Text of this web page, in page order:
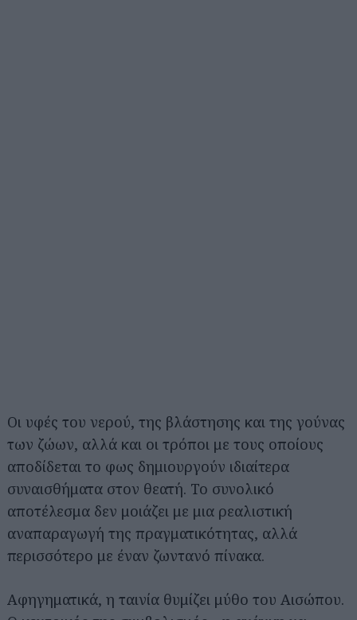
Οι υφές του νερού, της βλάστησης και της γούνας
των ζώων, αλλά και οι τρόποι με τους οποίους
αποδίδεται το φως δημιουργούν ιδιαίτερα
συναισθήματα στον θεατή. Το συνολικό
αποτέλεσμα δεν μοιάζει με μια ρεαλιστική
αναπαραγωγή της πραγματικότητας, αλλά
περισσότερο με έναν ζωντανό πίνακα.
Αφηγηματικά, η ταινία θυμίζει μύθο του Αισώπου.